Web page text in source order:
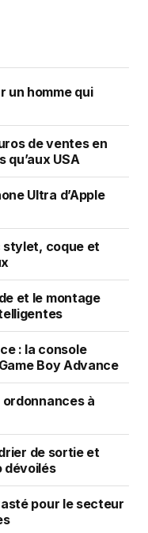
un homme qui
de ventes en
qu’aux USA
Ultra d’Apple
stylet, coque et
et le montage
: la console
Boy Advance
à
de sortie et
dévoilés
pour le secteur